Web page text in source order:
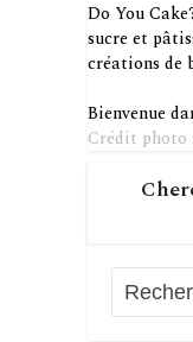
Do You
sucre et
créations de
Bienvenue
Crédit photo